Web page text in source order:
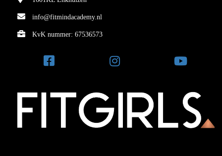
info@fitmindacademy.nl
KvK nummer: 67536573